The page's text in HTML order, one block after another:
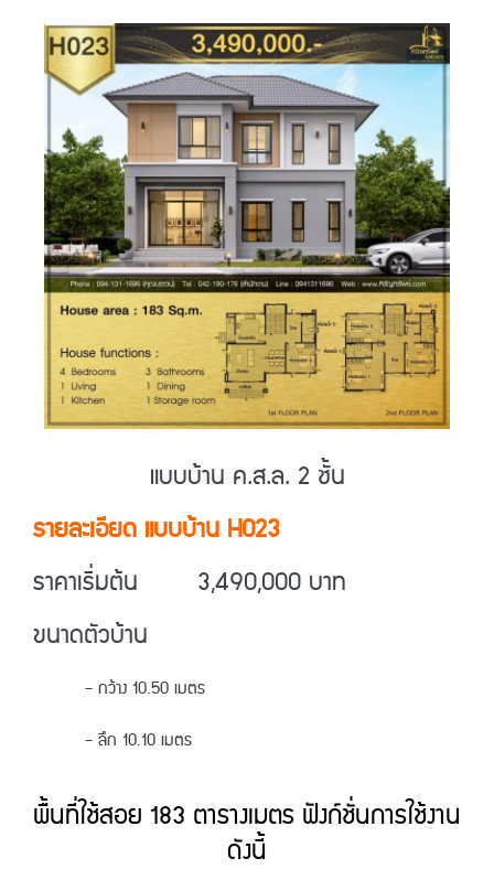
แบบบ้าน ค.ส.ล. 2 ชั้น
รายละเอียด แบบบ้าน H023
ราคาเริ่มต้น 3,490,000 บาท
ขนาดตัวบ้าน
– กว้าง 10.50 เมตร
– ลึก 10.10 เมตร
พื้นที่ใช้สอย 183 ตารางเมตร ฟังก์ชั่นการใช้งาน
ดังนี้